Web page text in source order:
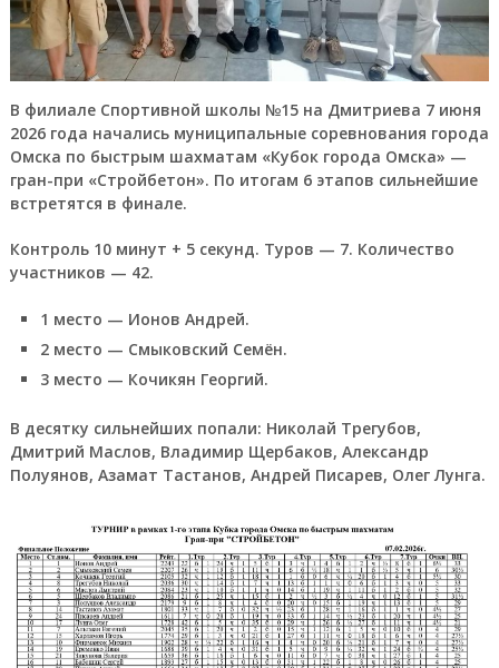
В филиале Спортивной школы №15 на Дмитриева 7 июня
2026 года начались муниципальные соревнования города
Омска по быстрым шахматам «Кубок города Омска» —
гран-при «Стройбетон». По итогам 6 этапов сильнейшие
встретятся в финале.
Контроль 10 минут + 5 секунд. Туров — 7. Количество
участников — 42.
1 место — Ионов Андрей.
2 место — Смыковский Семён.
3 место — Кочикян Георгий.
В десятку сильнейших попали: Николай Трегубов,
Дмитрий Маслов, Владимир Щербаков, Александр
Полуянов, Азамат Тастанов, Андрей Писарев, Олег Лунга.